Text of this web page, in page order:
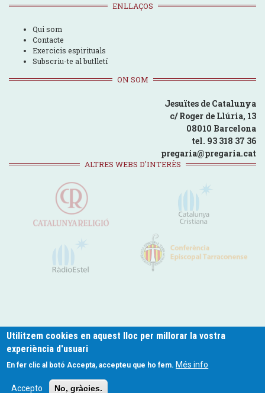
ENLLAÇOS
Qui som
Contacte
Exercicis espirituals
Subscriu-te al butlletí
ON SOM
Jesuïtes de Catalunya
c/ Roger de Llúria, 13
08010 Barcelona
tel. 93 318 37 36
pregaria@pregaria.cat
ALTRES WEBS D'INTERÈS
Footer
Política de Privacitat Politica de Cookies
Utilitzem cookies en aquest lloc per millorar la vostra
experiència d'usuari
En fer clic al botó Accepta, accepteu que ho fem. Més info
Accepto No, gràcies.